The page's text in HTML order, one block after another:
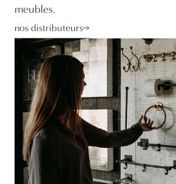
meubles.
nos distributeurs